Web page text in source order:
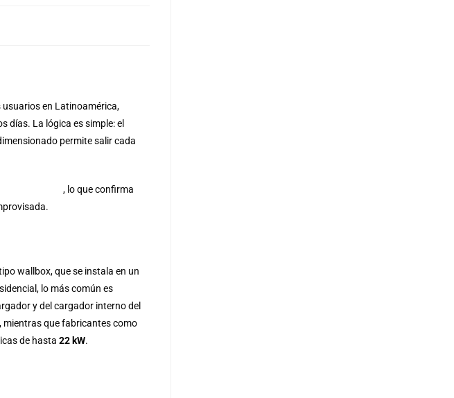
usuarios en Latinoamérica,
días. La lógica es simple: el
permite salir cada
, lo que confirma
wallbox, que se instala en un
lo más común es
y del cargador interno del
mientras que fabricantes como
de hasta 22 kW.